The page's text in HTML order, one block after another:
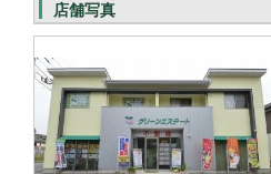
店舗写真